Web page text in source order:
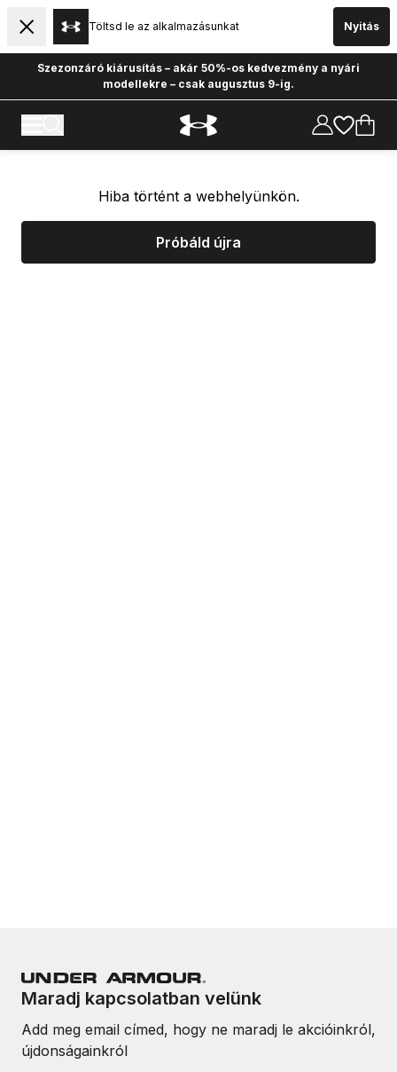
Töltsd le az alkalmazásunkat Nyitás
Szezonzáró kiárusítás – akár 50%-os kedvezmény a nyári
modellekre – csak augusztus 9-ig.
Hiba történt a webhelyünkön.
Próbáld újra
Maradj kapcsolatban velünk
Add meg email címed, hogy ne maradj le akcióinkról,
újdonságainkról